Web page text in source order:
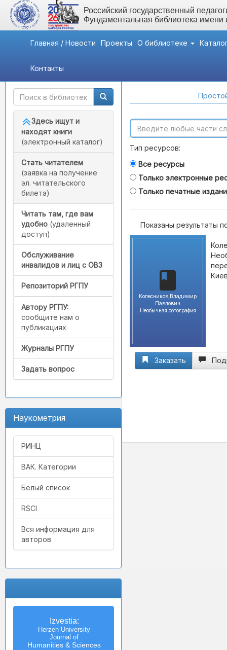
Российский государственный
Фундаментальная библиотека
Главная / Новости Проекты О библиотеке
Контакты
Быстрый доступ
Здесь ищут и
находят книги
(электронный каталог)
Стать читателем
(заявка на получение
эл. читательского
билета)
Читать там, где вам
удобно (удаленный
доступ)
Обслуживание
инвалидов и лиц с ОВЗ
Репозиторий РГПУ
Автору РГПУ:
сообщите нам о
публикациях
Журналы РГПУ
Задать вопрос
Наукометрия
РИНЦ
ВАК. Категории
Белый список
RSCI
Вся информация для
авторов
Izvestia:
Herzen University
Journal of
Humanities & Sciences
Тип ресурсов:
Все ресурсы
Только электронные
Только печатные
Показаны результаты
Колесников,Владимир
Павлович
Необычная фотография
Заказать